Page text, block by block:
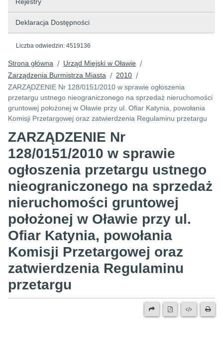
Deklaracja Dostępności
Liczba odwiedzin: 4519136
Strona główna / Urząd Miejski w Oławie /
Zarządzenia Burmistrza Miasta / 2010 /
ZARZĄDZENIE Nr 128/0151/2010 w sprawie ogłoszenia
przetargu ustnego nieograniczonego na sprzedaż nieruchomości
gruntowej położonej w Oławie przy ul. Ofiar Katynia, powołania
Komisji Przetargowej oraz zatwierdzenia Regulaminu przetargu
ZARZĄDZENIE Nr
128/0151/2010 w sprawie
ogłoszenia przetargu ustnego
nieograniczonego na sprzedaż
nieruchomości gruntowej
położonej w Oławie przy ul.
Ofiar Katynia, powołania
Komisji Przetargowej oraz
zatwierdzenia Regulaminu
przetargu